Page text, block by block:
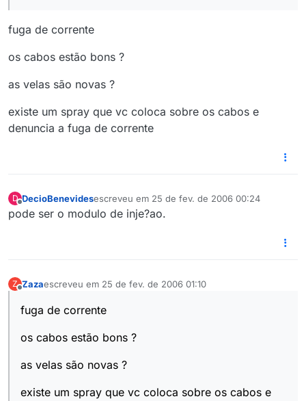
fuga de corrente
os cabos estão bons ?
as velas são novas ?
existe um spray que vc coloca sobre os cabos e
denuncia a fuga de corrente
D
Offline
DecioBenevidesescreveu em 25 de fev. de 2006 00:24
última edição por
pode ser o modulo de inje?ao.
Z Zazaescreveu em 25 de fev. de 2006 01:10
última edição por
fuga de corrente
os cabos estão bons ?
as velas são novas ?
existe um spray que vc coloca sobre os cabos e